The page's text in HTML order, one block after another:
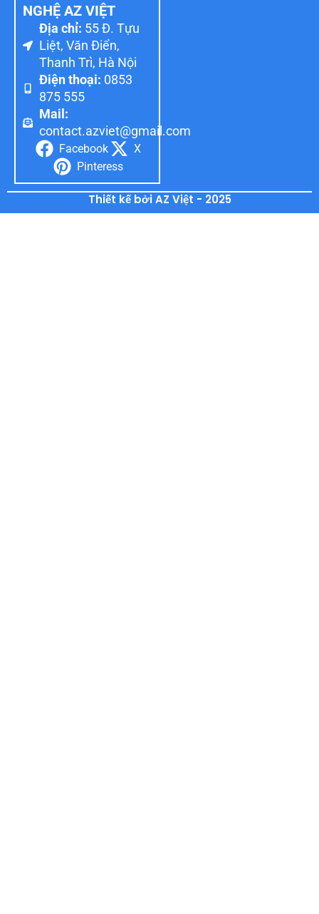
NGHỆ AZ VIỆT
Địa chỉ: 55 Đ. Tựu
Liệt, Văn Điển,
Thanh Trì, Hà Nội
Điện thoại: 0853
875 555
Mail:
contact.azviet@gmail.com
Facebook
X
Pinteress
Thiết kế bởi AZ Việt - 2025